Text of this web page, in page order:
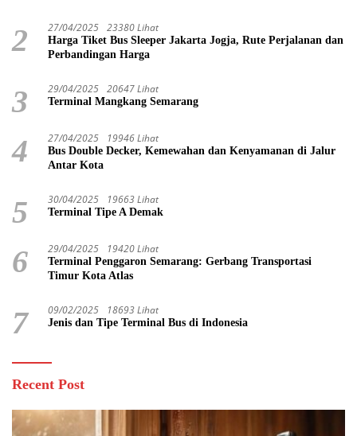
2 27/04/2025 23380 Lihat
Harga Tiket Bus Sleeper Jakarta Jogja, Rute Perjalanan dan
Perbandingan Harga
3 29/04/2025 20647 Lihat
Terminal Mangkang Semarang
4 27/04/2025 19946 Lihat
Bus Double Decker, Kemewahan dan Kenyamanan di Jalur
Antar Kota
5 30/04/2025 19663 Lihat
Terminal Tipe A Demak
6 29/04/2025 19420 Lihat
Terminal Penggaron Semarang: Gerbang Transportasi
Timur Kota Atlas
7 09/02/2025 18693 Lihat
Jenis dan Tipe Terminal Bus di Indonesia
Recent Post